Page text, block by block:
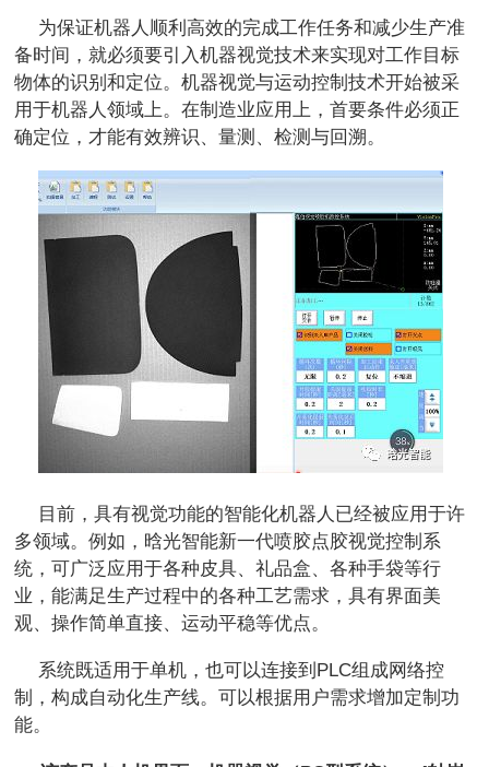
为保证机器人顺利高效的完成工作任务和减少生产准
备时间，就必须要引入机器视觉技术来实现对工作目标
物体的识别和定位。机器视觉与运动控制技术开始被采
用于机器人领域上。在制造业应用上，首要条件必须正
确定位，才能有效辨识、量测、检测与回溯。
目前，具有视觉功能的智能化机器人已经被应用于许
多领域。例如，晗光智能新一代喷胶点胶视觉控制系
统，可广泛应用于各种皮具、礼品盒、各种手袋等行
业，能满足生产过程中的各种工艺需求，具有界面美
观、操作简单直接、运动平稳等优点。
系统既适用于单机，也可以连接到 PLC组成网络控
制，构成自动化生产线。可以根据用户需求增加定制功
能。